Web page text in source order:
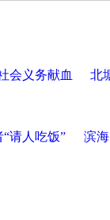
会义务献血 北
请人吃饭” 滨